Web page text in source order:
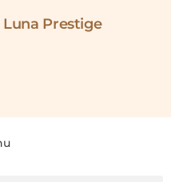
Luna Prestige